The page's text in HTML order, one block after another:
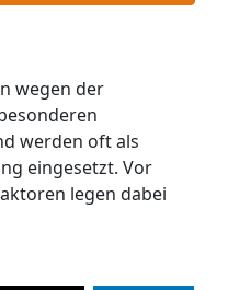
wegen der
werden oft als
eingesetzt. Vor
legen dabei